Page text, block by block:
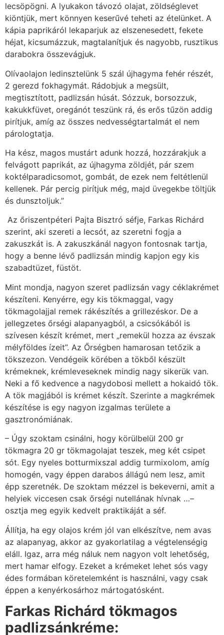
lecsöpögni. A lyukakon távozó olajat, zöldséglevet
kiöntjük, mert könnyen keserűvé teheti az ételünket. A
kápia paprikáról lekaparjuk az elszenesedett, fekete
héjat, kicsumázzuk, magtalanítjuk és nagyobb, rusztikus
darabokra összevágjuk.
Olívaolajon ledinsztelünk 5 szál újhagyma fehér részét,
2 gerezd fokhagymát. Rádobjuk a megsült,
megtisztított, padlizsán húsát. Sózzuk, borsozzuk,
kakukkfüvet, oregánót teszünk rá, és erős tűzön addig
pirítjuk, amíg az összes nedvességtartalmát el nem
párologtatja.
Ha kész, magos mustárt adunk hozzá, hozzárakjuk a
felvágott paprikát, az újhagyma zöldjét, pár szem
koktélparadicsomot, gombát, de ezek nem feltétlenül
kellenek. Pár percig pirítjuk még, majd üvegekbe töltjük
és dunsztoljuk.”
Az őriszentpéteri Pajta Bisztró séfje, Farkas Richárd
szerint, aki szereti a lecsót, az szeretni fogja a
zakuszkát is. A zakuszkánál nagyon fontosnak tartja,
hogy a benne lévő padlizsán mindig kapjon egy kis
szabadtüzet, füstöt.
Mint mondja, nagyon szeret padlizsán vagy cékla­krémet
készíteni. Kenyérre, egy kis tökmaggal, vagy
tökmagolajjal remek rákészítés a grillezéskor. De a
jellegzetes őrségi alapanyagból, a csicsókából is
szívesen készít krémet, mert „remekül hozza az évszak
mélyföldes ízeit”. Az Őrségben hamarosan tetőzik a
tökszezon. Vendégeik körében a tökből készült
krémeknek, krémleveseknek mindig nagy sikerük van.
Neki a fő kedvence a nagydobosi mellett a hokaidó tök.
A tök magjából is krémet készít. Szerinte a magkrémek
készítése is egy nagyon izgalmas területe a
gasztronómiának.
– Úgy szoktam csinálni, hogy körülbelül 200 gr
tökmagra 20 gr tökmagolajat teszek, meg két csipet
sót. Egy nyeles botturmixszal addig turmixolom, amíg
homogén, vagy éppen darabos állágú nem lesz, amit
épp szeretnék. De szoktam mézzel is bekeverni, amit a
helyiek viccesen csak őrségi nutellának hívnak …–
osztja meg egyik kedvelt praktikáját a séf.
Állítja, ha egy olajos krém jól van elkészítve, nem avas
az alapanyag, akkor az gyakorlatilag a végtelenségig
eláll. Igaz, arra még náluk nem nagyon volt lehetőség,
mert hamar elfogy. Ezeket a krémeket lehet sós vagy
édes formában köretelemként is használni, vagy csak
éppen a kenyérkosárhoz mártogatósként.
Farkas Richárd tökmagos
padlizsánkréme: